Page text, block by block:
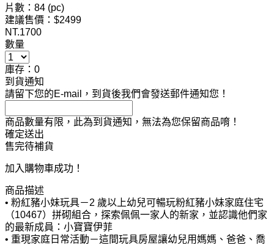
片數：84 (pc)
建議售價：$2499
NT.1700
數量
庫存：0
到貨通知
請留下您的E-mail，到貨後我們會發送郵件通知您！
商品數量有限，此為到貨通知，無法為您保留商品唷！
確定送出
售完待補貨
加入購物車成功！
商品描述
• 粉紅豬小妹玩具－2 歲以上幼兒可暢玩粉紅豬小妹家庭住宅
（10467）拼砌組合，探索佩佩一家人的新家，並認識他們家
的最新成員：小寶寶伊菲
• 重現家庭日常活動－這間玩具房屋讓幼兒用媽媽、爸爸、喬